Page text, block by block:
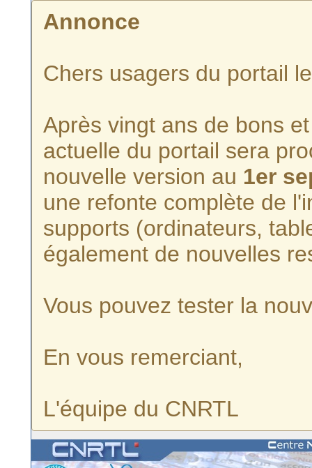
Annonce
Chers usagers du portail
Après vingt ans de bons
actuelle du portail sera
nouvelle version au 1er
une refonte complète de
supports (ordinateurs,
également de nouvelles
Vous pouvez tester la
En vous remerciant,
L'équipe du CNRTL